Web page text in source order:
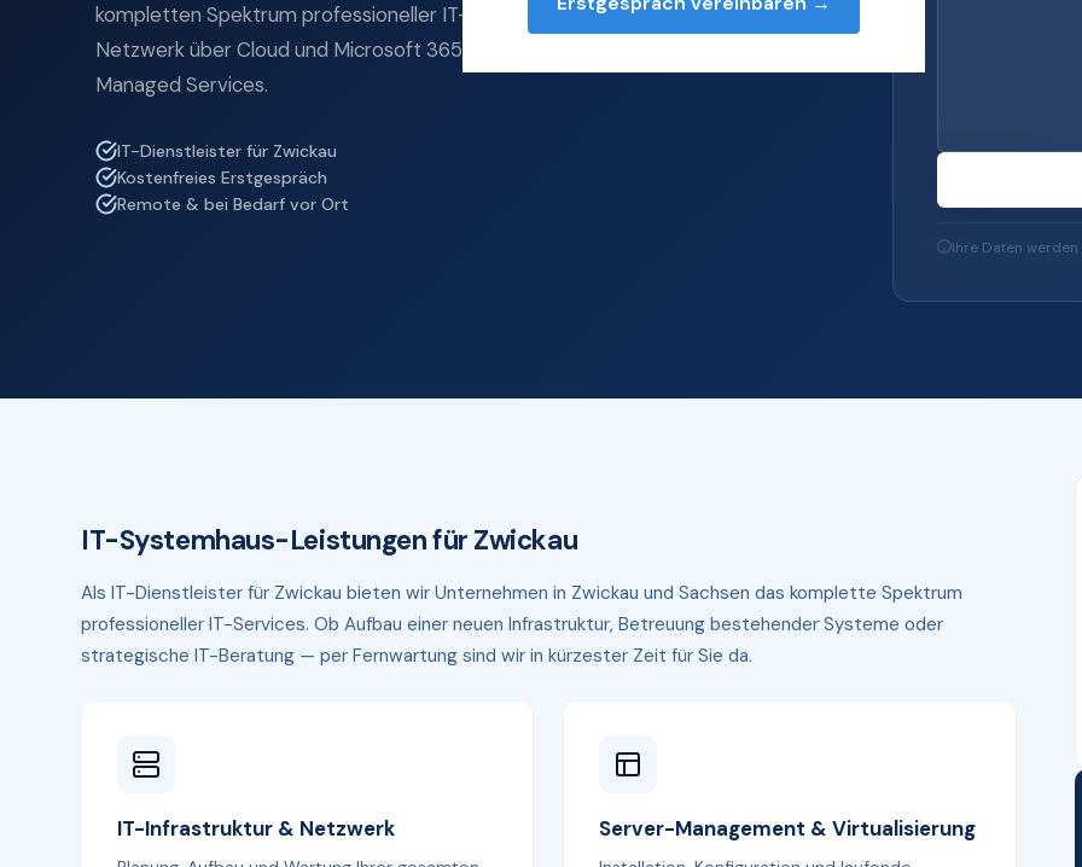
kompletten Spektrum professioneller IT-Services — von Server und
Netzwerk über Cloud und Microsoft 365 bis zu IT-Sicherheit und
Managed Services.
IT-Dienstleister für Zwickau
Kostenfreies Erstgespräch
Remote & bei Bedarf vor Ort
Ihre Daten
IT-Systemhaus-Leistungen für Zwickau
Als IT-Dienstleister für Zwickau bieten wir Unternehmen in Zwickau und Sachsen das komplette Spektrum
professioneller IT-Services. Ob Aufbau einer neuen Infrastruktur, Betreuung bestehender Systeme oder
strategische IT-Beratung — per Fernwartung sind wir in kürzester Zeit für Sie da.
IT-Infrastruktur & Netzwerk Server-Management & Virtualisierung